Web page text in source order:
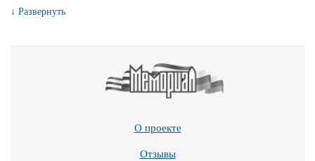
↓ Развернуть
О проекте
Отзывы